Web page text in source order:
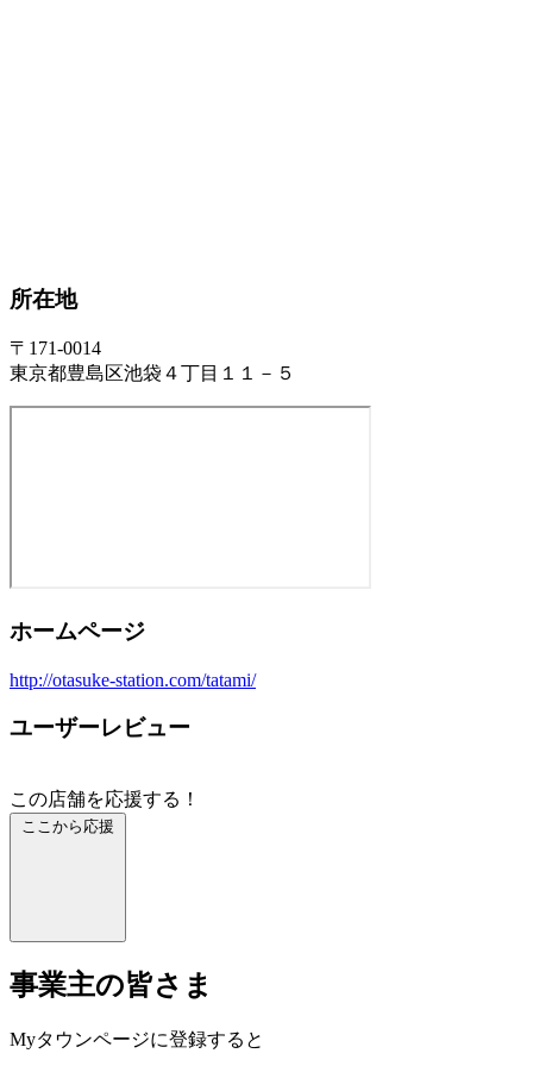
所在地
〒171-0014
東京都豊島区池袋４丁目１１－５
ホームページ
http://otasuke-station.com/tatami/
ユーザーレビュー
この店舗を応援する！
ここから応援
事業主の皆さま
Myタウンページに登録すると